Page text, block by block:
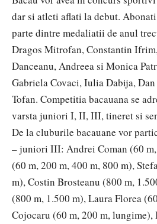
dar si atleti aflati la debut.
parte dintre medaliatii de anul
Dragos Mitrofan, Constantin
Danceanu, Andreea si Monica
Gabriela Covaci, Iulia Dabija,
Tofan. Competitia bacauana se
varsta juniori I, II, III, tineret si
De la cluburile bacauane vor
– juniori III: Andrei Coman (60
(60 m, 200 m, 400 m, 800 m),
m), Costin Brosteanu (800 m,
(800 m, 1.500 m), Laura Florea
Cojocaru (60 m, 200 m, lungime),